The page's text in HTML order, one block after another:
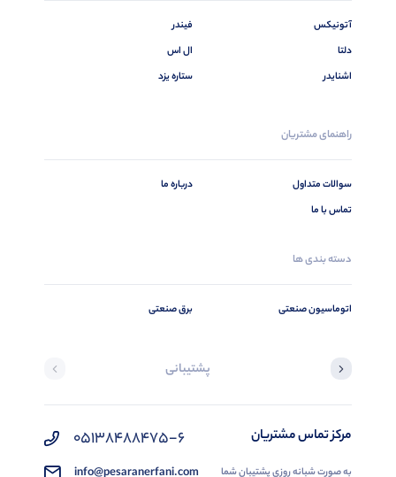
آتونیکس
دلتا
اشنایدر
فیندر
ال اس
ستاره یزد
راهنمای مشتریان
سوالات متداول
تماس با ما
درباره ما
دسته بندی ها
اتوماسیون صنعتی برق صنعتی
پشتیبانی
مرکز تماس مشتریان
به صورت شبانه روزی پشتیبان شما
05138488475-6
info@pesaranerfani.com